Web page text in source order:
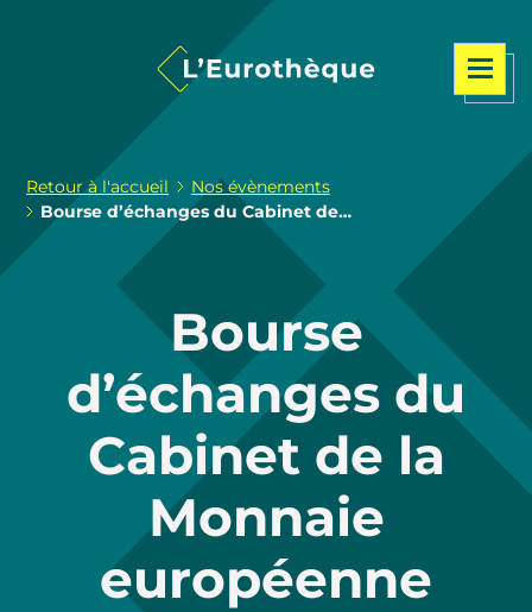
Retour à l'accueil
Nos évènements
Bourse d’échanges du Cabinet de…
Bourse
d’échanges du
Cabinet de la
Monnaie
européenne